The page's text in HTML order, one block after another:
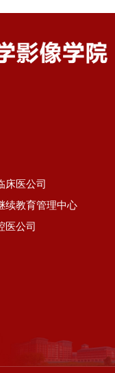
床医公司
续教育管理中心
医公司